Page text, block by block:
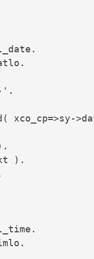
'.
xco_cp=>sy-
).